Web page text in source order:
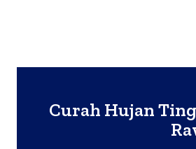
Curah Hujan